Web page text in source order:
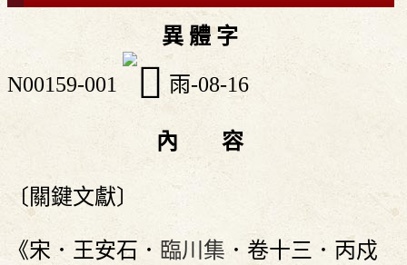
異 體 字
N00159-001 雨-08-16
內 容
〔關鍵文獻〕
《宋．王安石． 臨川集 ．卷十三．丙戍